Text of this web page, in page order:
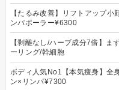
【たるみ改善】リフトアップ小
ンパボーラー¥6300
【剥離なし/ハーブ成分7倍】ま
ーリング/幹細胞
ボディ人気No1【本気痩身】全
ン×リンパ¥7300